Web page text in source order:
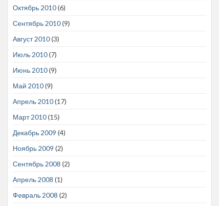
Октябрь 2010(6)
Сентябрь 2010(9)
Август 2010(3)
Июль 2010(7)
Июнь 2010(9)
Май 2010(9)
Апрель 2010(17)
Март 2010(15)
Декабрь 2009 (4)
Ноябрь 2009 (2)
Сентябрь 2008 (2)
Апрель 2008 (1)
Февраль 2008 (2)